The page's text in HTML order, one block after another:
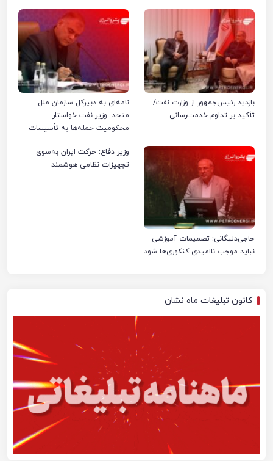
بازدید رئیس‌جمهور از وزارت نفت/
تأکید بر تداوم خدمت‌رسانی
نامه‌ای به دبیرکل سازمان ملل
متحد: وزیر نفت خواستار
محکومیت حمله‌ها به تأسیسات
حاجی‌دلیگانی: تصمیمات آموزشی
نباید موجب ناامیدی کنکوری‌ها شود
وزیر دفاع: حرکت ایران به‌سوی
تجهیزات نظامی هوشمند
کانون تبلیغات ماه نشان